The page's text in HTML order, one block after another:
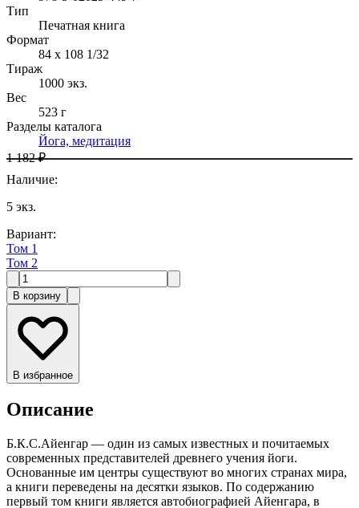
Тип
Печатная книга
Формат
84 x 108 1/32
Тираж
1000 экз.
Вес
523 г
Разделы каталога
Йога, медитация
1 182 ₽
Наличие:
5 экз.
Вариант:
Том 1
Том 2
В корзину
В избранное
Описание
Б.К.С.Айенгар — один из самых известных и почитаемых
современных представителей древнего учения йоги.
Основанные им центры существуют во многих странах мира,
а книги переведены на десятки языков. По содержанию
первый том книги является автобиографией Айенгара, в